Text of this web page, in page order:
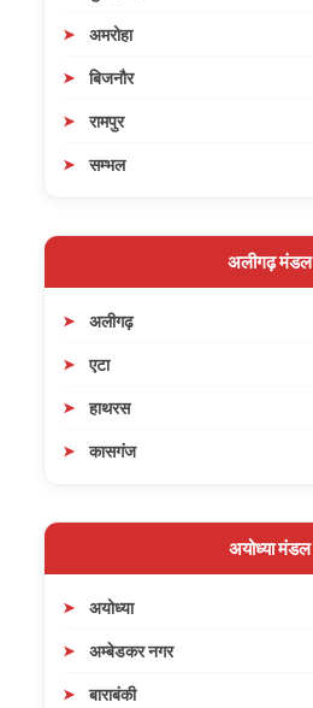
अमरोहा
बिजनौर
रामपुर
सम्भल
अलीगढ़ मंडल
अलीगढ़
एटा
हाथरस
कासगंज
अयोध्या मंडल
अयोध्या
अम्बेडकर नगर
बाराबंकी